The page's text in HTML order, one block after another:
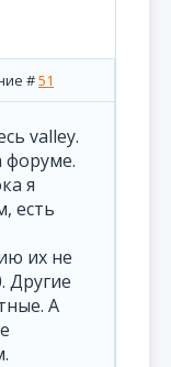
#51
valley.
форуме.
я
есть
их не
Другие
А